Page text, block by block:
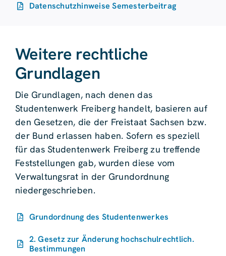
Datenschutzhinweise Semesterbeitrag
Weitere rechtliche
Grundlagen
Die Grundlagen, nach denen das
Studentenwerk Freiberg handelt, basieren auf
den Gesetzen, die der Freistaat Sachsen bzw.
der Bund erlassen haben. Sofern es speziell
für das Studentenwerk Freiberg zu treffende
Feststellungen gab, wurden diese vom
Verwaltungsrat in der Grundordnung
niedergeschrieben.
Grundordnung des Studentenwerkes
2. Gesetz zur Änderung hochschulrechtlich.
Bestimmungen